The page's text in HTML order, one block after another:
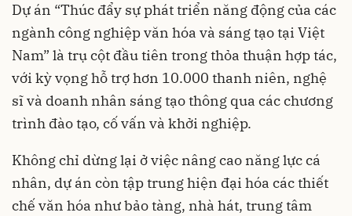
Dự án “Thúc đẩy sự phát triển năng động của các
ngành công nghiệp văn hóa và sáng tạo tại Việt
Nam” là trụ cột đầu tiên trong thỏa thuận hợp tác,
với kỳ vọng hỗ trợ hơn 10.000 thanh niên, nghệ
sĩ và doanh nhân sáng tạo thông qua các chương
trình đào tạo, cố vấn và khởi nghiệp.
Không chỉ dừng lại ở việc nâng cao năng lực cá
nhân, dự án còn tập trung hiện đại hóa các thiết
chế văn hóa như bảo tàng, nhà hát, trung tâm